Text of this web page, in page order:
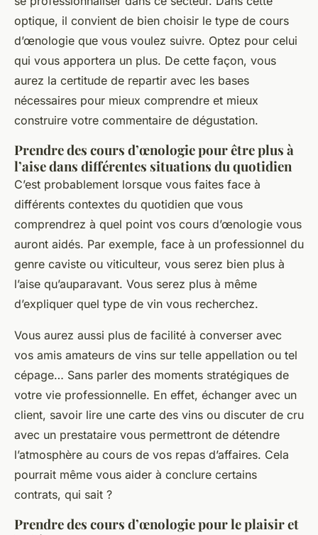
optique, il convient de bien choisir le type de cours
d’œnologie que vous voulez suivre. Optez pour celui
qui vous apportera un plus. De cette façon, vous
aurez la certitude de repartir avec les bases
nécessaires pour mieux comprendre et mieux
construire votre commentaire de dégustation.
Prendre des cours d’œnologie pour être plus à
l’aise dans différentes situations du quotidien
C’est probablement lorsque vous faites face à
différents contextes du quotidien que vous
comprendrez à quel point vos cours d’œnologie vous
auront aidés. Par exemple, face à un professionnel du
genre caviste ou viticulteur, vous serez bien plus à
l’aise qu’auparavant. Vous serez plus à même
d’expliquer quel type de vin vous recherchez.
Vous aurez aussi plus de facilité à converser avec
vos amis amateurs de vins sur telle appellation ou tel
cépage… Sans parler des moments stratégiques de
votre vie professionnelle. En effet, échanger avec un
client, savoir lire une carte des vins ou discuter de cru
avec un prestataire vous permettront de détendre
l’atmosphère au cours de vos repas d’affaires. Cela
pourrait même vous aider à conclure certains
contrats, qui sait ?
Prendre des cours d’œnologie pour le plaisir et